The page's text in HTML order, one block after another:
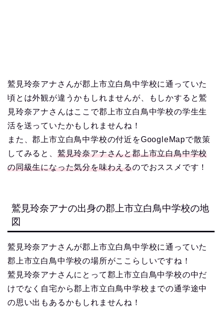
鷲見玲奈アナさんが郡上市立白鳥中学校に通っていた
頃とは外観が違うかもしれませんが、もしかすると鷲
見玲奈アナさんはここで郡上市立白鳥中学校の学生生
活を送っていたかもしれませんね！
また、郡上市立白鳥中学校の付近をGoogleMapで散策
してみると、 鷲見玲奈アナさんと郡上市立白鳥中学校
の同級生になった気分を味わえるのでおススメです！
鷲見玲奈アナの出身の郡上市立白鳥中学校の地
図
鷲見玲奈アナさんが郡上市立白鳥中学校に通っていた
郡上市立白鳥中学校の場所がここらしいですね！
鷲見玲奈アナさんにとって郡上市立白鳥中学校の中だ
けでなく自宅から郡上市立白鳥中学校までの通学途中
の思い出もあるかもしれませんね！